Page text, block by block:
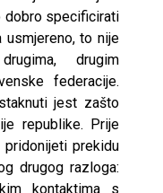
dobro specificirati
to nije
drugim
federacije.
jest zašto
republike. Prije
prekidu
drugog razloga:
kontaktima s